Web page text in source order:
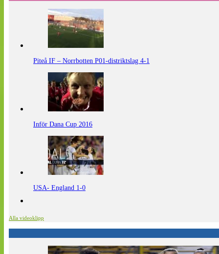
Piteå IF – Norrbotten P01-distriktslag 4-1
Inför Dana Cup 2016
USA- England 1-0
Alla videoklipp